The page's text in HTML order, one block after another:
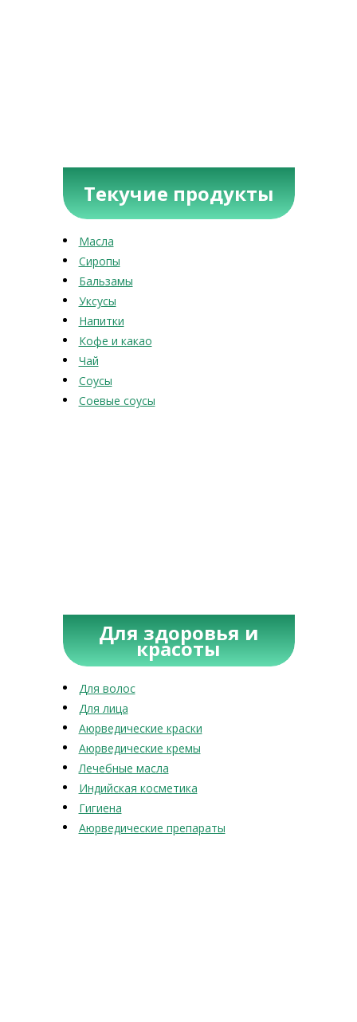
Текучие продукты
Масла
Сиропы
Бальзамы
Уксусы
Напитки
Кофе и какао
Чай
Соусы
Соевые соусы
Для здоровья и
красоты
Для волос
Для лица
Аюрведические краски
Аюрведические кремы
Лечебные масла
Индийская косметика
Гигиена
Аюрведические препараты